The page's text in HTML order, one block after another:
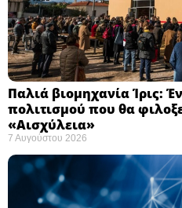
Παλιά βιομηχανία Ίρις:
πολιτισμού που θα
«Αισχύλεια» ​
7 Αυγούστου 2026